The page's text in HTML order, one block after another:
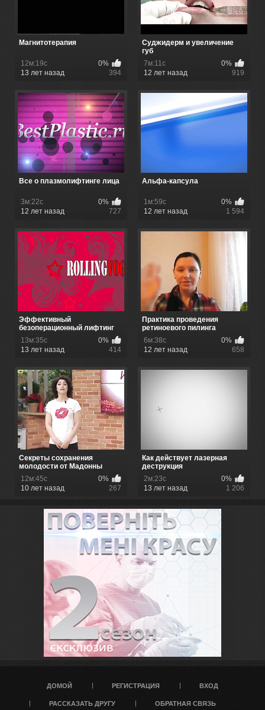
Магнитотерапия
12м:19с
0%
13 лет назад
394
Суджидерм и увеличение
губ
7м:11с
0%
12 лет назад
919
Все о плазмолифтинге лица
3м:22с
0%
12 лет назад
727
Альфа-капсула
1м:59с
0%
12 лет назад
1 594
Эффективный
безоперационный лифтинг
13м:35с
0%
13 лет назад
414
Практика проведения
ретиноевого пилинга
6м:38с
0%
12 лет назад
658
Секреты сохранения
молодости от Мадонны
12м:45с
0%
10 лет назад
267
Как действует лазерная
деструкция
2м:23с
0%
13 лет назад
1 206
ДОМОЙ РЕГИСТРАЦИЯ ВХОД
РАССКАЗАТЬ ДРУГУ ОБРАТНАЯ СВЯЗЬ